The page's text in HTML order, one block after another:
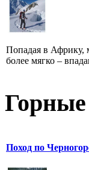
Попадая в Африку,
более мягко –
Поход по